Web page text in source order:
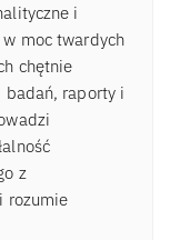
i
moc twardych
chętnie
badań, raporty i
z
rozumie